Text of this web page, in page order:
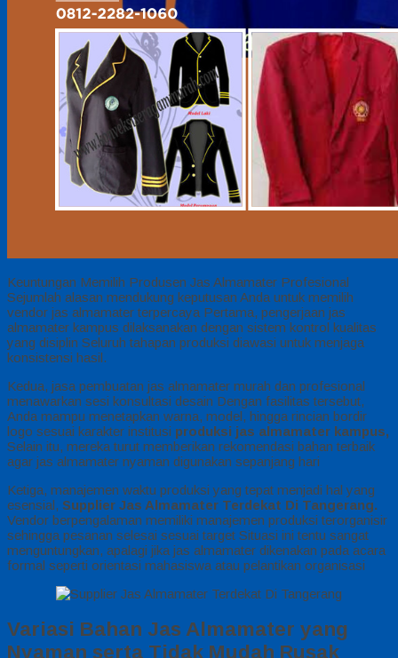
Keuntungan Memilih Produsen Jas Almamater Profesional
Sejumlah alasan mendukung keputusan Anda untuk memilih
vendor jas almamater terpercaya Pertama, pengerjaan jas
almamater kampus dilaksanakan dengan sistem kontrol kualitas
yang disiplin Seluruh tahapan produksi diawasi untuk menjaga
konsistensi hasil.
Kedua, jasa pembuatan jas almamater murah dan profesional
menawarkan sesi konsultasi desain Dengan fasilitas tersebut,
Anda mampu menetapkan warna, model, hingga rincian bordir
logo sesuai karakter institusi produksi jas almamater kampus,
Selain itu, mereka turut memberikan rekomendasi bahan terbaik
agar jas almamater nyaman digunakan sepanjang hari
Ketiga, manajemen waktu produksi yang tepat menjadi hal yang
esensial, Supplier Jas Almamater Terdekat Di Tangerang.
Vendor berpengalaman memiliki manajemen produksi terorganisir
sehingga pesanan selesai sesuai target Situasi ini tentu sangat
menguntungkan, apalagi jika jas almamater dikenakan pada acara
formal seperti orientasi mahasiswa atau pelantikan organisasi
Variasi Bahan Jas Almamater yang
Nyaman serta Tidak Mudah Rusak